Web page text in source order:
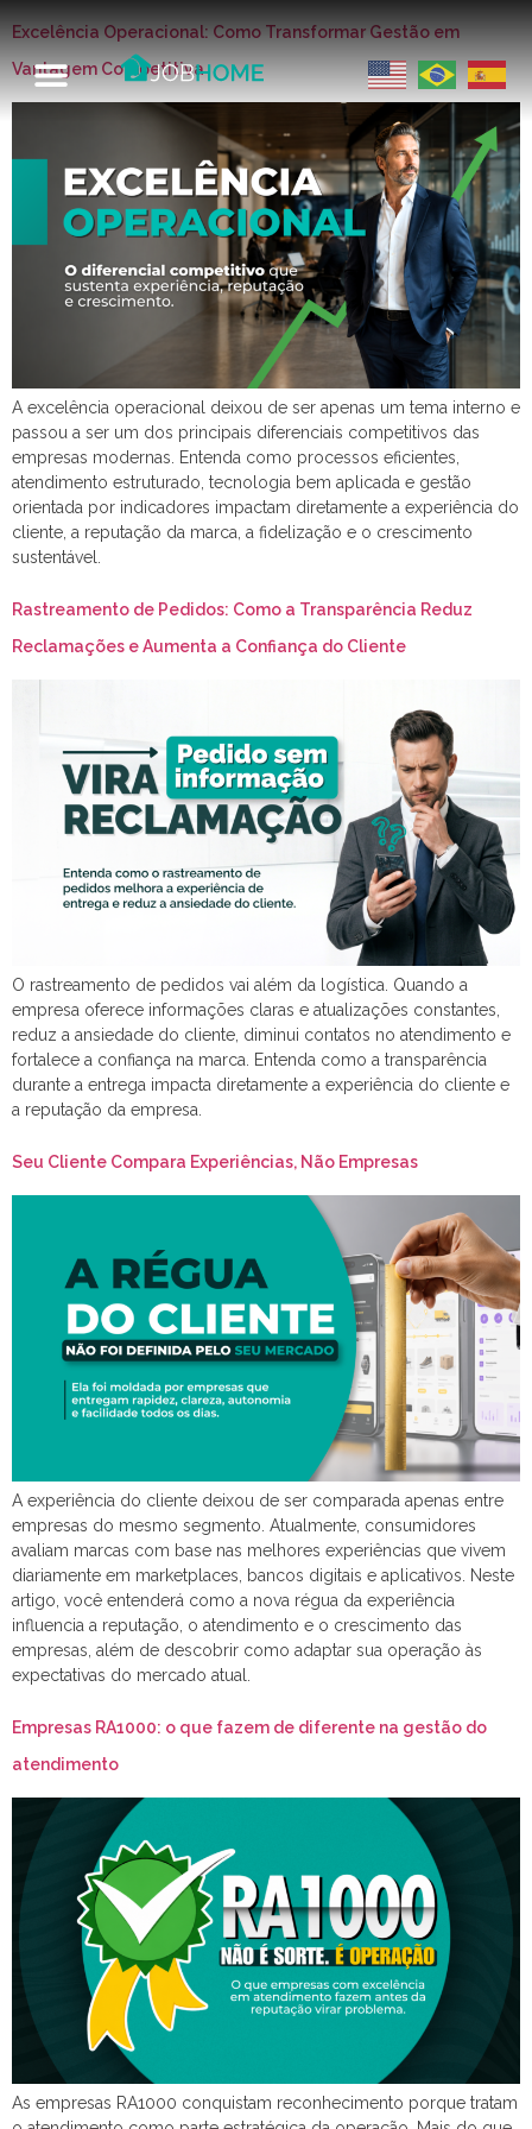
Excelência Operacional: Como Transformar Gestão em
Vantagem Competitiva
A excelência operacional deixou de ser apenas um tema interno e
passou a ser um dos principais diferenciais competitivos das
empresas modernas. Entenda como processos eficientes,
atendimento estruturado, tecnologia bem aplicada e gestão
orientada por indicadores impactam diretamente a experiência do
cliente, a reputação da marca, a fidelização e o crescimento
sustentável.
Rastreamento de Pedidos: Como a Transparência Reduz
Reclamações e Aumenta a Confiança do Cliente
O rastreamento de pedidos vai além da logística. Quando a
empresa oferece informações claras e atualizações constantes,
reduz a ansiedade do cliente, diminui contatos no atendimento e
fortalece a confiança na marca. Entenda como a transparência
durante a entrega impacta diretamente a experiência do cliente e
a reputação da empresa.
Seu Cliente Compara Experiências, Não Empresas
A experiência do cliente deixou de ser comparada apenas entre
empresas do mesmo segmento. Atualmente, consumidores
avaliam marcas com base nas melhores experiências que vivem
diariamente em marketplaces, bancos digitais e aplicativos. Neste
artigo, você entenderá como a nova régua da experiência
influencia a reputação, o atendimento e o crescimento das
empresas, além de descobrir como adaptar sua operação às
expectativas do mercado atual.
Empresas RA1000: o que fazem de diferente na gestão do
atendimento
As empresas RA1000 conquistam reconhecimento porque tratam